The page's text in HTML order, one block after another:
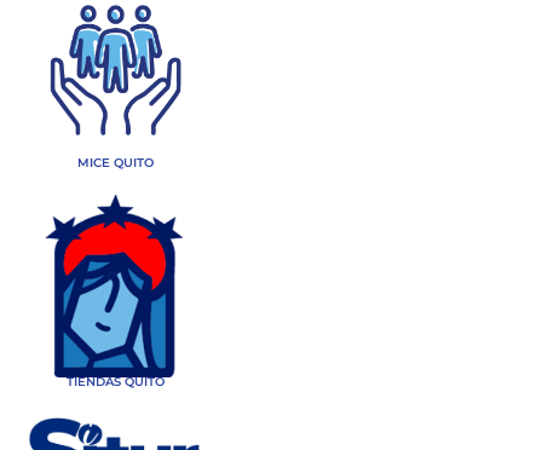
MICE QUITO
TIENDAS QUITO